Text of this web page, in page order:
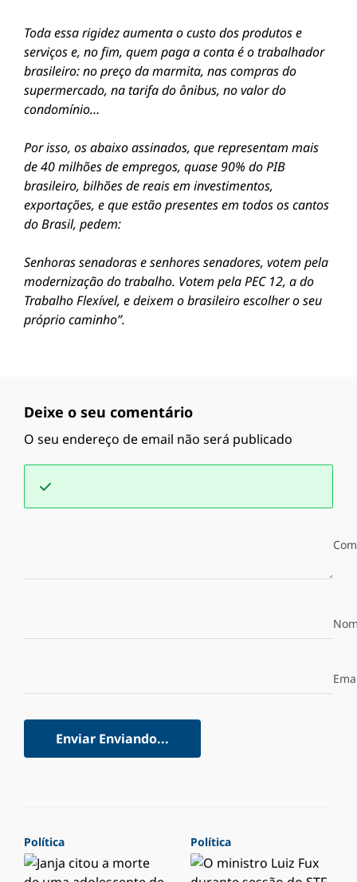
Toda essa rigidez aumenta o custo dos produtos e
serviços e, no fim, quem paga a conta é o trabalhador
brasileiro: no preço da marmita, nas compras do
supermercado, na tarifa do ônibus, no valor do
condomínio…
Por isso, os abaixo assinados, que representam mais
de 40 milhões de empregos, quase 90% do PIB
brasileiro, bilhões de reais em investimentos,
exportações, e que estão presentes em todos os cantos
do Brasil, pedem:
Senhoras senadoras e senhores senadores, votem pela
modernização do trabalho. Votem pela PEC 12, a do
Trabalho Flexível, e deixem o brasileiro escolher o seu
próprio caminho”.
Deixe o seu comentário
O seu endereço de email não será publicado
Enviar Enviando...
Política Política